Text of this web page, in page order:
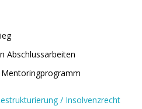
Abschlussarbeiten
/ Insolvenzrecht